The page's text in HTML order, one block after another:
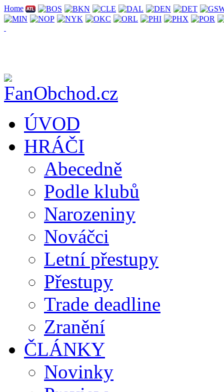
Home
ÚVOD
HRÁČI
Abecedně
Podle klubů
Narozeniny
Nováčci
Letní přestupy
Přestupy
Trade deadline
Zranění
ČLÁNKY
Novinky